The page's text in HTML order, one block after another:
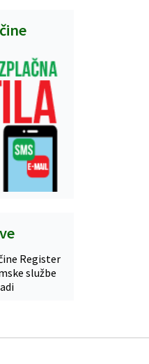
Register
službe